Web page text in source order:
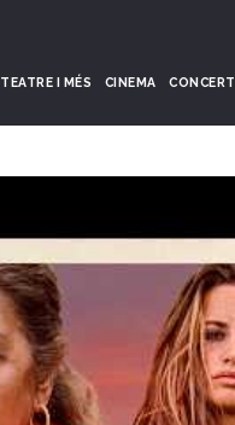
TEATRE I MÉS CINEMA